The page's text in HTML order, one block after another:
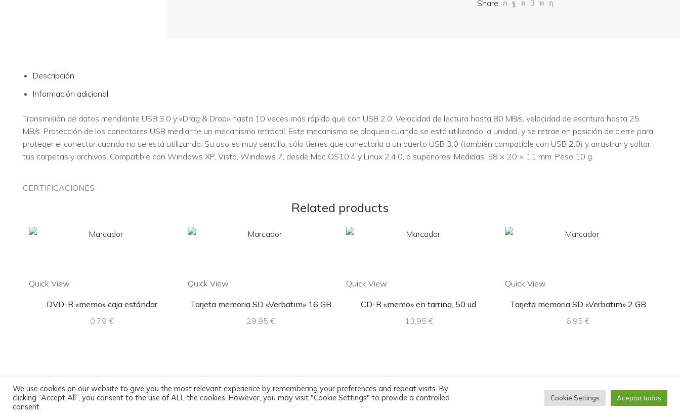
Share:
Descripción
Información adicional
Transmisión de datos mendiante USB 3.0 y «Drag & Drop» hasta 10 veces más rápido que con USB 2.0: Velocidad de lectura hasta 80 MB/s, velocidad de escritura hasta 25
MB/s. Protección de los conectores USB mediante un mecanismo retráctil. Este mecanismo se bloquea cuando se está utilizando la unidad, y se retrae en posición de cierre para
proteger el conector cuando no se está utilizando. Su uso es muy sencillo: sólo tienes que conectarla a un puerto USB 3.0 (también compatible con USB 2.0) y arrastrar y soltar
tus carpetas y archivos. Compatible con Windows XP, Vista, Windows 7, desde Mac OS10.4 y Linux 2.4.0, o superiores. Medidas: 58 × 20 × 11 mm. Peso 10 g.
CERTIFICACIONES
Related products
Quick View
DVD-R «memo» caja estándar
0,79€
Quick View
Tarjeta memoria SD «Verbatim» 16 GB
29,95 €
Quick View
CD-R «memo» en tarrina, 50 ud.
13,95€
Quick View
Tarjeta memoria SD «Verbatim» 2 GB
6,95 €
We use cookies on our website to give you the most relevant experience by remembering your preferences and repeat visits. By
clicking “Accept All”, you consent to the use of ALL the cookies. However, you may visit "Cookie Settings" to provide a controlled
consent.
Cookie Settings Aceptar todos